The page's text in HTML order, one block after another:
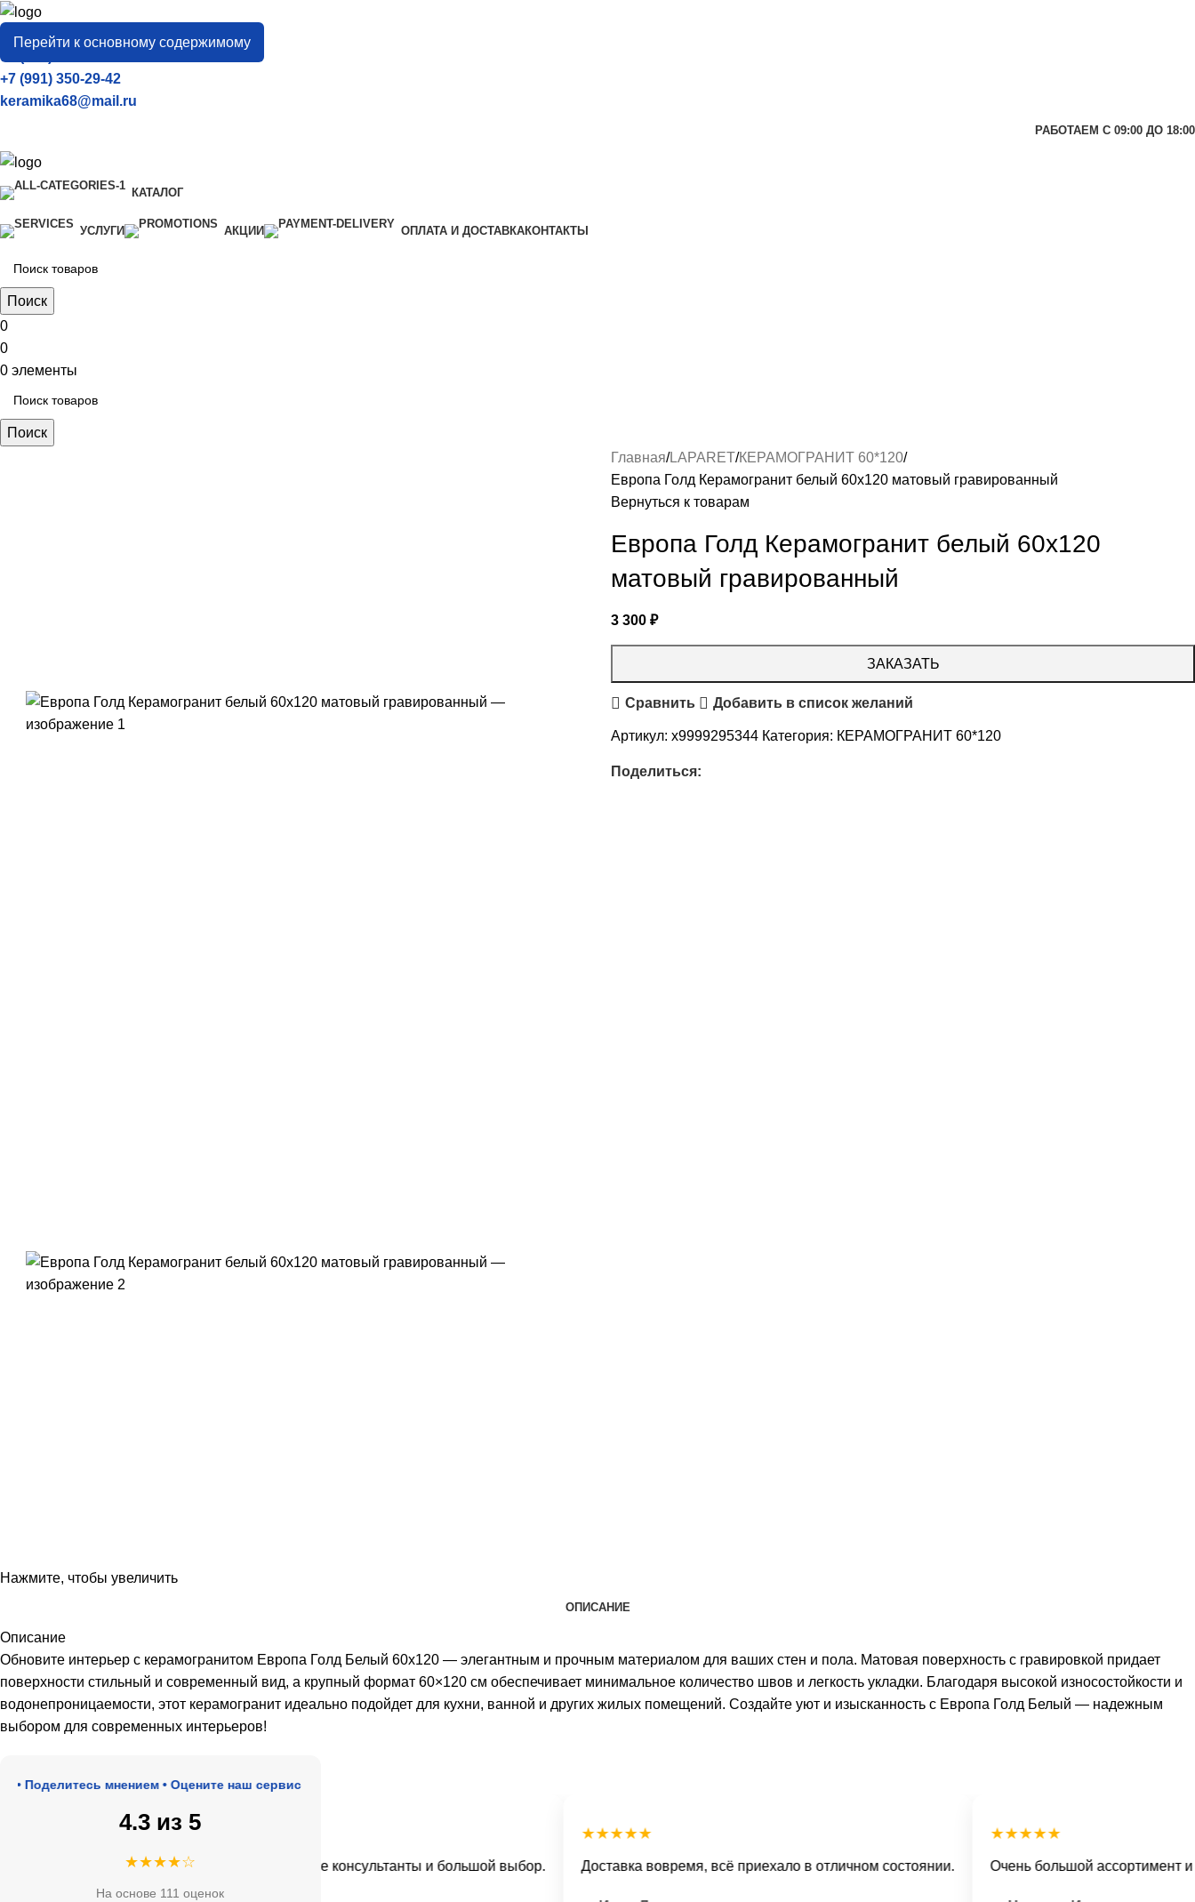
Перейти к основному содержимому
город
Тамбов
+7 (906) 657-33-54
+7 (991) 350-29-42
keramika68@mail.ru
РАБОТАЕМ С 09:00 ДО 18:00
КАТАЛОГ
УСЛУГИ АКЦИИ ОПЛАТА И ДОСТАВКАКОНТАКТЫ
Поиск
0
0
0 элементы
Поиск
Нажмите, чтобы увеличить
Главная LAPARET КЕРАМОГРАНИТ 60*120
Европа Голд Керамогранит белый 60х120 матовый гравированный
Вернуться к товарам
Европа Голд Керамогранит белый 60х120
матовый гравированный
3 300 ₽
ЗАКАЗАТЬ
Сравнить Добавить в список желаний
Артикул: х9999295344 Категория: КЕРАМОГРАНИТ 60*120
Поделиться:
ОПИСАНИЕ
Описание
Обновите интерьер с керамогранитом Европа Голд Белый 60х120 — элегантным и прочным материалом для ваших стен и пола. Матовая поверхность с гравировкой придает
поверхности стильный и современный вид, а крупный формат 60×120 см обеспечивает минимальное количество швов и легкость укладки. Благодаря высокой износостойкости и
водонепроницаемости, этот керамогранит идеально подойдет для кухни, ванной и других жилых помещений. Создайте уют и изысканность с Европа Голд Белый — надежным
выбором для современных интерьеров!
мнением • Оцените наш сервис
4.3 из 5
★★★★☆
На основе 111 оценок
адекватные цены.
★★★★★
Очень приятные консультанты и большой выбор.
★★★★★
Доставка вовремя, всё приехало в отличном состоянии.
★★★★★
Очень большой ассортимент и